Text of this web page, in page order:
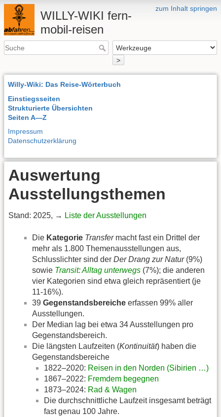
zum Inhalt springen
WILLY-WIKI fern-
mobil-reisen
>
Willy-Wiki: Das Reise-Wörterbuch
Einstiegsseiten
Strukturierte Übersichten
Seiten A—Z
Impressum
Datenschutzerklärung
Auswertung
Ausstellungsthemen
Stand: 2025, → Liste der Ausstellungen
Die Kategorie Transfermacht fast ein Drittel der
mehr als 1.800 Themenausstellungen aus,
Schlusslichter sind der Der Drang zur Natur(9%)
sowie Transit:Alltag unterwegs (7%); die anderen
vier Kategorien sind etwa gleich repräsentiert (je
11-16%).
39 Gegenstandsbereiche erfassen 99% aller
Ausstellungen.
Der Median lag bei etwa 34 Ausstellungen pro
Gegenstandsbereich.
Die längsten Laufzeiten (Kontinuität) haben die
Gegenstandsbereiche
1822–2020: Reisen in den Norden (Sibirien …)
1867–2022: Fremdem begegnen
1873–2024: Rad & Wagen
Die durchschnittliche Laufzeit insgesamt beträgt
fast genau 100 Jahre.